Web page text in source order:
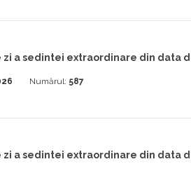
zi a sedintei extraordinare din data
Numărul: 587
zi a sedintei extraordinare din data